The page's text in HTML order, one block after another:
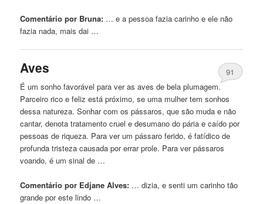
Comentário por Bruna: … e a pessoa faziacarinho e ele não
fazia nada, mais dai …
Aves
91
É um sonho favorável para ver as aves de bela plumagem.
Parceiro rico e feliz está próximo, se uma mulher tem sonhos
dessa natureza. Sonhar com os pássaros, que são muda e não
cantar, denota tratamento cruel e desumano do pária e caído por
pessoas de riqueza. Para ver um pássaro ferido, é fatídico de
profunda tristeza causada por errar prole. Para ver pássaros
voando, é um sinal de …
Comentário por Edjane Alves: … dizia, e senti umcarinho tão
grande por este lindo …